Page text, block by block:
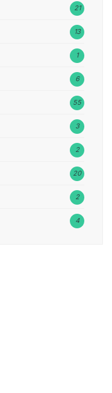
21
13
1
6
55
3
2
20
2
4